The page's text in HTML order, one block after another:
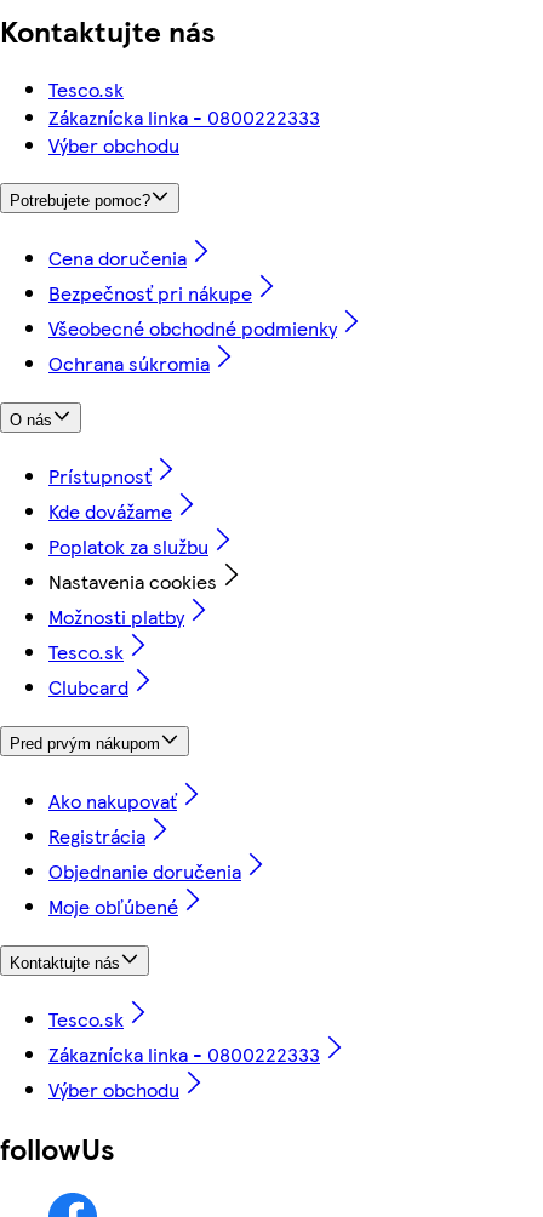
Kontaktujte nás
Tesco.sk
Zákaznícka linka - 0800222333
Výber obchodu
Potrebujete pomoc?
Cena doručenia
Bezpečnosť pri nákupe
Všeobecné obchodné podmienky
Ochrana súkromia
O nás
Prístupnosť
Kde dovážame
Poplatok za službu
Nastavenia cookies
Možnosti platby
Tesco.sk
Clubcard
Pred prvým nákupom
Ako nakupovať
Registrácia
Objednanie doručenia
Moje obľúbené
Kontaktujte nás
Tesco.sk
Zákaznícka linka - 0800222333
Výber obchodu
followUs